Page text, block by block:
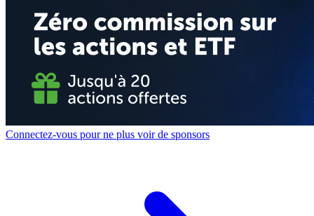
Connectez-vous pour ne plus voir de sponsors